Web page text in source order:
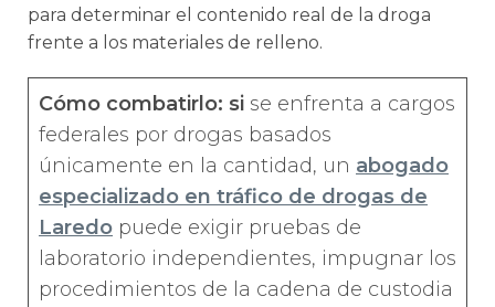
para determinar el contenido real de la droga
frente a los materiales de relleno.
Cómo combatirlo: si se enfrenta a cargos
federales por drogas basados
únicamente en la cantidad, un abogado
especializado en tráfico de drogas de
Laredo puede exigir pruebas de
laboratorio independientes, impugnar los
procedimientos de la cadena de custodia